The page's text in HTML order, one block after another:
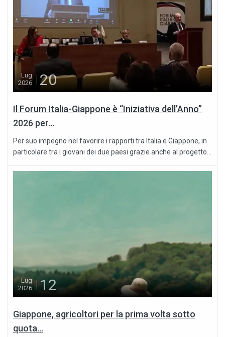
Lug
2026
20
Il Forum Italia-Giappone è “Iniziativa dell’Anno”
2026 per...
Per suo impegno nel favorire i rapporti tra Italia e Giappone, in
particolare tra i giovani dei due paesi grazie anche al progetto...
Lug
2026
12
Giappone, agricoltori per la prima volta sotto
quota...